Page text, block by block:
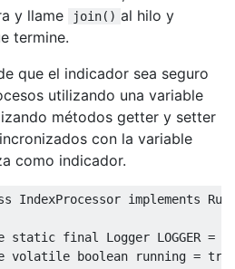
y llame
join() al hilo y
termine.
que el indicador sea seguro
utilizando una variable
métodos getter y setter
con la variable
como indicador.
IndexProcessor implements
static final Logger LOGGER =
volatile boolean running =